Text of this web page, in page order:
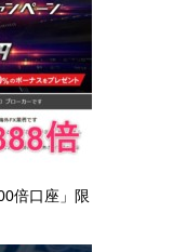
倍口座」限